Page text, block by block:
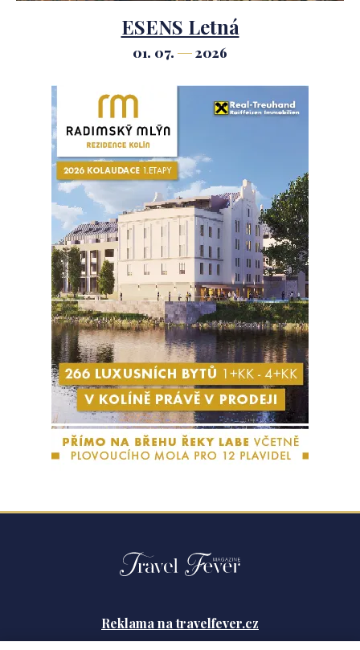
ESENS Letná
01. 07. 2026
Reklama na travelfever.cz